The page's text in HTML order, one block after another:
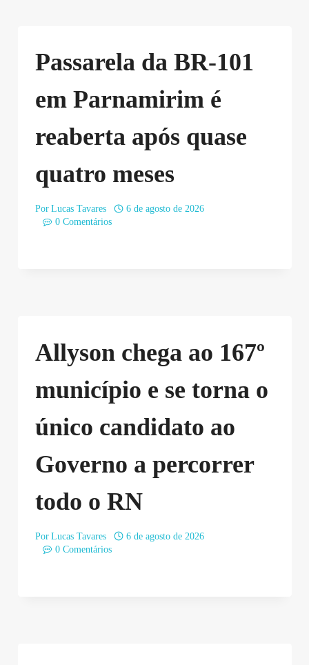
Passarela da BR-101
em Parnamirim é
reaberta após quase
quatro meses
Por Lucas Tavares
6 de agosto de 2026
0 Comentários
Allyson chega ao 167º
município e se torna o
único candidato ao
Governo a percorrer
todo o RN
Por Lucas Tavares
6 de agosto de 2026
0 Comentários